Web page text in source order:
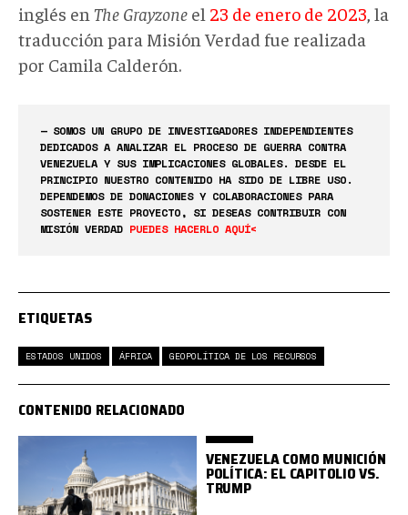
inglés en The Grayzone el 23 de enero de 2023 , la
traducción para Misión Verdad fue realizada
por Camila Calderón.
— SOMOS UN GRUPO DE INVESTIGADORES INDEPENDIENTES
DEDICADOS A ANALIZAR EL PROCESO DE GUERRA CONTRA
VENEZUELA Y SUS IMPLICACIONES GLOBALES. DESDE EL
PRINCIPIO NUESTRO CONTENIDO HA SIDO DE LIBRE USO.
DEPENDEMOS DE DONACIONES Y COLABORACIONES PARA
SOSTENER ESTE PROYECTO, SI DESEAS CONTRIBUIR CON
MISIÓN VERDAD PUEDES HACERLO AQUÍ<
ETIQUETAS
ESTADOS UNIDOS ÁFRICA GEOPOLÍTICA DE LOS RECURSOS
CONTENIDO RELACIONADO
VENEZUELA COMO MUNICIÓN
POLÍTICA: EL CAPITOLIO VS.
TRUMP